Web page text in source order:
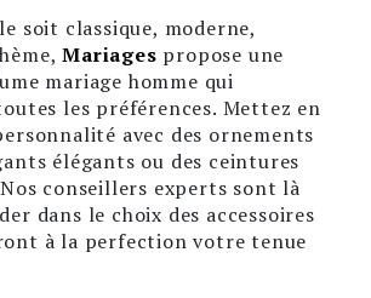
soit classique, moderne,
Mariages propose une
mariage homme qui
les préférences. Mettez en
avec des ornements
élégants ou des ceintures
conseillers experts sont là
dans le choix des accessoires
à la perfection votre tenue